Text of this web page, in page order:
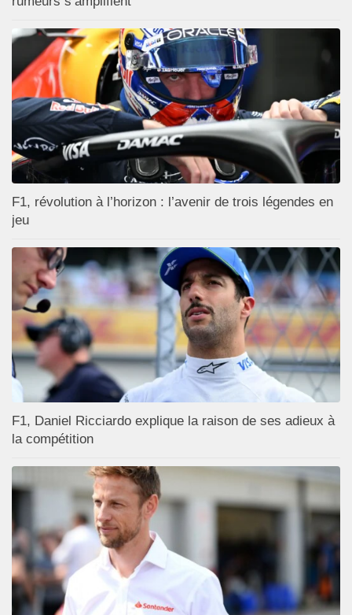
F1, révolution à l’horizon : l’avenir de trois légendes en
jeu
F1, Daniel Ricciardo explique la raison de ses adieux à
la compétition